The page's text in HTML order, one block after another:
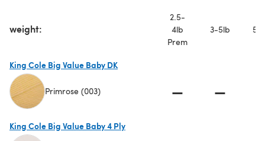
weight:
2.5-
4lb
Prem
3-5lb 5-
King Cole Big Value Baby DK
Primrose (003) — —
King Cole Big Value Baby 4 Ply